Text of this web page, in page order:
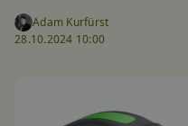
Adam Kurfürst
28.10.2024 10:00